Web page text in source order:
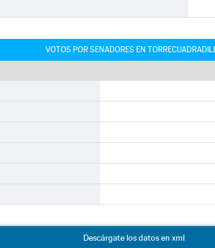
VOTOS POR SENADORES EN
Descárgate los datos en xml